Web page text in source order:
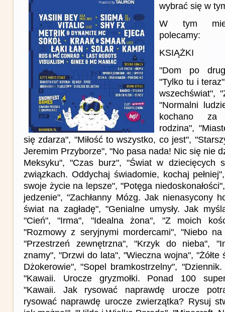
wybrać się w
W tym
polecamy:
KSIĄŻKI
"Dom po
"Tylko tu i
wszechświat",
"Normalni
kochano za
rodzina",
się zdarza", "Miłość to wszystko, co jest",
Jeremim Przyborze", "No pasa nada! Nic się nie
Meksyku", "Czas burz", "Świat w dziecięcych
związkach. Oddychaj świadomie, kochaj
swoje życie na lepsze", "Potęga
jedzenie", "Zachłanny Mózg. Jak nienasycony
świat na zagładę", "Genialne umysły. Jak
"Cień", "Irma", "Idealna żona", "Z moich
"Rozmowy z seryjnymi mordercami", "Niebo
"Przestrzeń zewnętrzna", "Krzyk do nieba",
znamy", "Drzwi do lata", "Wieczna wojna", "Żółte
Dżokerowie", "Sopel bramkostrzelny",
"Kawaii. Urocze gryzmołki. Ponad 100
"Kawaii. Jak rysować naprawdę urocze
rysować naprawdę urocze zwierzątka? Rysuj